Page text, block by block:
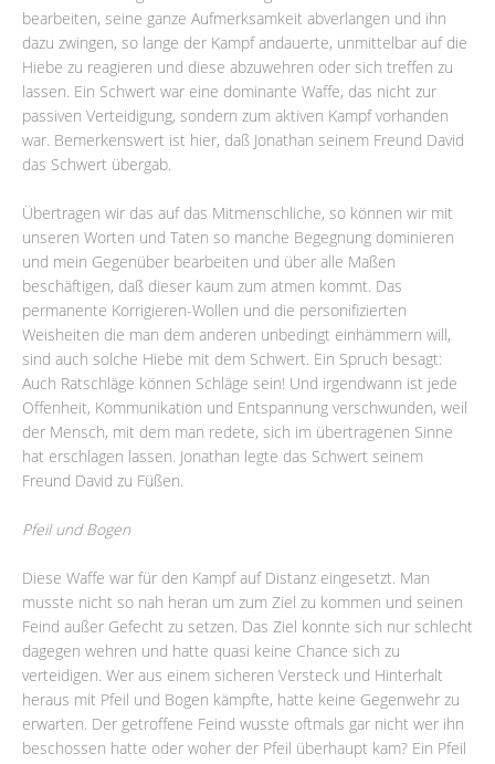
bearbeiten, seine ganze Aufmerksamkeit abverlangen und ihn
dazu zwingen, so lange der Kampf andauerte, unmittelbar auf die
Hiebe zu reagieren und diese abzuwehren oder sich treffen zu
lassen. Ein Schwert war eine dominante Waffe, das nicht zur
passiven Verteidigung, sondern zum aktiven Kampf vorhanden
war. Bemerkenswert ist hier, daß Jonathan seinem Freund David
das Schwert übergab.
Übertragen wir das auf das Mitmenschliche, so können wir mit
unseren Worten und Taten so manche Begegnung dominieren
und mein Gegenüber bearbeiten und über alle Maßen
beschäftigen, daß dieser kaum zum atmen kommt. Das
permanente Korrigieren-Wollen und die personifizierten
Weisheiten die man dem anderen unbedingt einhämmern will,
sind auch solche Hiebe mit dem Schwert. Ein Spruch besagt:
Auch Ratschläge können Schläge sein! Und irgendwann ist jede
Offenheit, Kommunikation und Entspannung verschwunden, weil
der Mensch, mit dem man redete, sich im übertragenen Sinne
hat erschlagen lassen. Jonathan legte das Schwert seinem
Freund David zu Füßen.
Pfeil und Bogen
Diese Waffe war für den Kampf auf Distanz eingesetzt. Man
musste nicht so nah heran um zum Ziel zu kommen und seinen
Feind außer Gefecht zu setzen. Das Ziel konnte sich nur schlecht
dagegen wehren und hatte quasi keine Chance sich zu
verteidigen. Wer aus einem sicheren Versteck und Hinterhalt
heraus mit Pfeil und Bogen kämpfte, hatte keine Gegenwehr zu
erwarten. Der getroffene Feind wusste oftmals gar nicht wer ihn
beschossen hatte oder woher der Pfeil überhaupt kam? Ein Pfeil